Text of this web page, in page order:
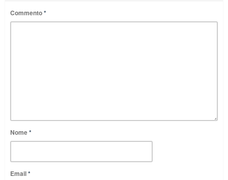
Commento*
Nome*
Email*